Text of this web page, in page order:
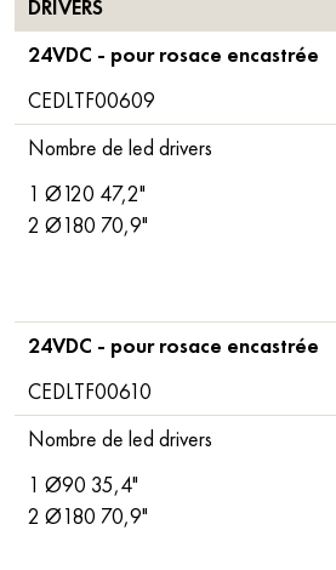
DRIVERS
24VDC - pour rosace encastrée
CEDLTF00609
Nombre de led drivers
1 Ø120 47,2"
2 Ø180 70,9"
24VDC - pour rosace encastrée
CEDLTF00610
Nombre de led drivers
1 Ø90 35,4"
2 Ø180 70,9"